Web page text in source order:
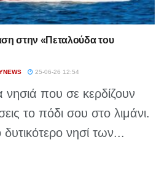
στην «Πεταλούδα του
25-06-26 12:54
που σε κερδίζουν
το πόδι σου στο λιμάνι.
νησί των...